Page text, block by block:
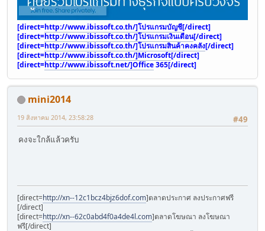
[direct=http://www.ibissoft.co.th/]โปรแกรมบัญชี[/direct]
[direct=http://www.ibissoft.co.th/]โปรแกรมเงินเดือน[/direct]
[direct=http://www.ibissoft.co.th/]โปรแกรมสินค้าคงคลัง[/direct]
[direct=http://www.ibissoft.co.th/]Microsoft[/direct]
[direct=http://www.ibissoft.net/]Office365[/direct]
mini2014
#49
19 สิงหาคม 2014, 23:58:28
คงจะใกล้แล้วครับ
[direct=http://xn--12c1bcz4bjz6dof.com]ตลาดประกาศ ลงประกาศฟรี
[/direct]
[direct=http://xn--62c0abd4f0a4de4l.com]ตลาดโฆษณา ลงโฆษณา
ฟรี[/direct]